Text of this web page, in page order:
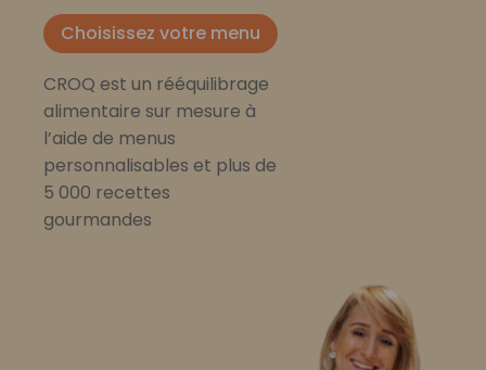
Choisissez votre menu
CROQ est un rééquilibrage
alimentaire sur mesure à
l’aide de menus
personnalisables et plus de
5 000 recettes
gourmandes